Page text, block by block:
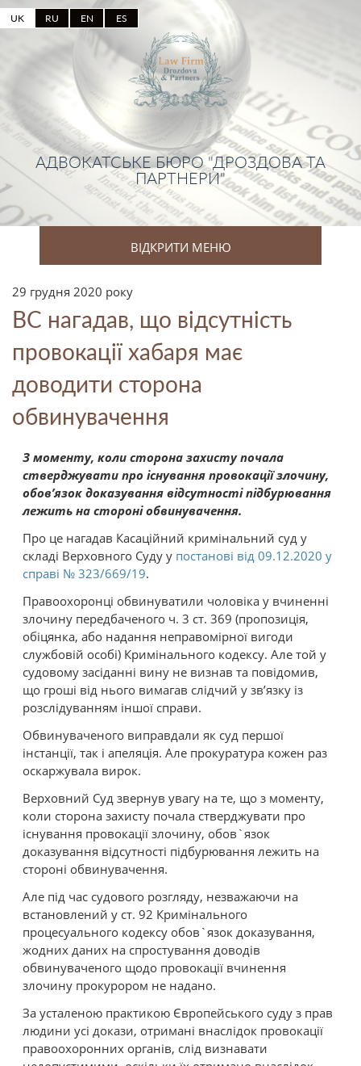
UK RU EN ES
АДВОКАТСЬКЕ БЮРО "ДРОЗДОВА ТА
ПАРТНЕРИ"
ВІДКРИТИ МЕНЮ
29 грудня 2020 року
ВС нагадав, що відсутність
провокації хабаря має
доводити сторона
обвинувачення
З моменту, коли сторона захисту почала
стверджувати про існування провокації злочину,
обов’язок доказування відсутності підбурювання
лежить на стороні обвинувачення.
Про це нагадав Касаційний кримінальний суд у
складі Верховного Суду у постанові від 09.12.2020 у
справі № 323/669/19.
Правоохоронці обвинуватили чоловіка у вчиненні
злочину передбаченого ч. 3 ст. 369 (пропозиція,
обіцянка, або надання неправомірної вигоди
службовій особі) Кримінального кодексу. Але той у
судовому засіданні вину не визнав та повідомив,
що гроші від нього вимагав слідчий у зв’язку із
розслідуванням іншої справи.
Обвинуваченого виправдали як суд першої
інстанції, так і апеляція. Але прокуратура кожен раз
оскаржувала вирок.
Верховний Суд звернув увагу на те, що з моменту,
коли сторона захисту почала стверджувати про
існування провокації злочину, обов`язок
доказування відсутності підбурювання лежить на
стороні обвинувачення.
Але під час судового розгляду, незважаючи на
встановлений у ст. 92 Кримінального
процесуального кодексу обов`язок доказування,
жодних даних на спростування доводів
обвинуваченого щодо провокації вчинення
злочину прокурором не надано.
За усталеною практикою Європейського суду з прав
людини усі докази, отримані внаслідок провокації
правоохоронних органів, слід визнавати